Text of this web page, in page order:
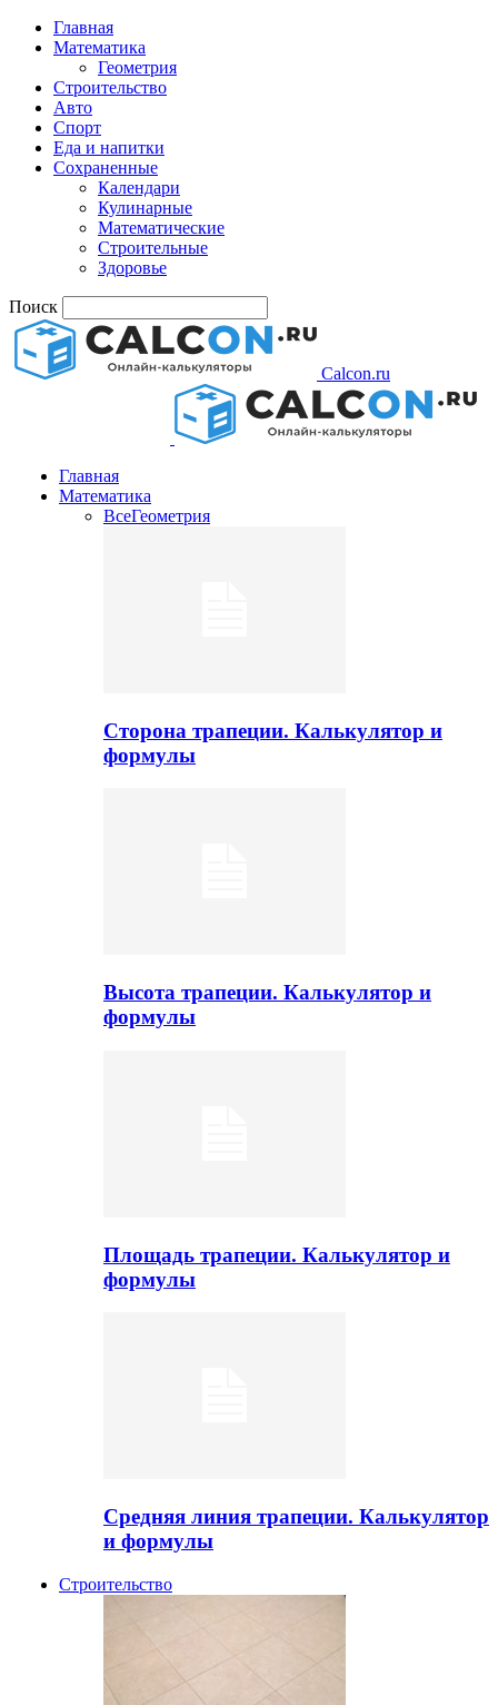
Главная
Математика
Геометрия
Строительство
Авто
Спорт
Еда и напитки
Сохраненные
Календари
Кулинарные
Математические
Строительные
Здоровье
Поиск
Calcon.ru
Главная
Математика
ВсеГеометрия
Сторона трапеции. Калькулятор и
формулы
Высота трапеции. Калькулятор и
формулы
Площадь трапеции. Калькулятор и
формулы
Средняя линия трапеции. Калькулятор
и формулы
Строительство